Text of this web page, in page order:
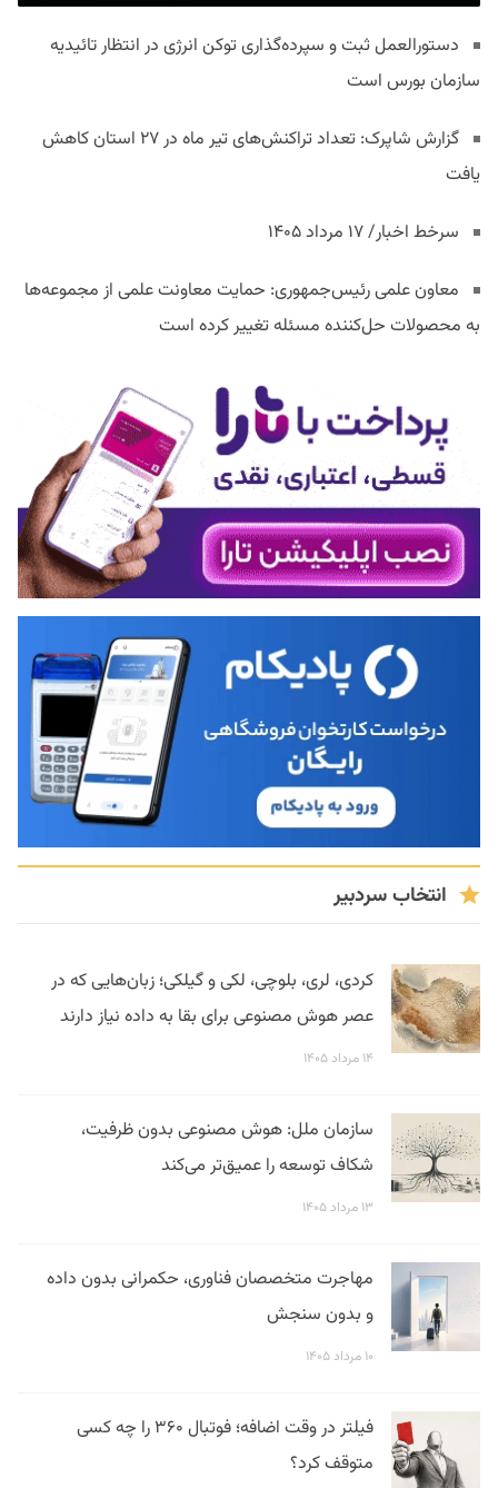
دستورالعمل ثبت و سپرده‌گذاری توکن انرژی در انتظار تائیدیه
سازمان بورس است
گزارش شاپرک: تعداد تراکنش‌های تیر ماه در ۲۷ استان‌ کاهش
یافت
سرخط اخبار/ ۱۷ مرداد ۱۴۰۵
معاون علمی رئیس‌جمهوری: حمایت معاونت علمی از مجموعه‌ها
به محصولات حل‌کننده مسئله تغییر کرده است
انتخاب سردبیر
کردی، لری، بلوچی، لکی و گیلکی؛ زبان‌هایی که در
عصر هوش مصنوعی برای بقا به داده نیاز دارند
۱۴ مرداد ۱۴۰۵
سازمان ملل: هوش مصنوعی بدون ظرفیت،
شکاف توسعه را عمیق‌تر می‌کند
۱۳ مرداد ۱۴۰۵
مهاجرت متخصصان فناوری، حکمرانی بدون داده
و بدون سنجش
۱۰ مرداد ۱۴۰۵
فیلتر در وقت اضافه؛ فوتبال ۳۶۰ را چه کسی
متوقف کرد؟